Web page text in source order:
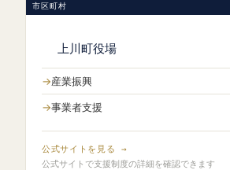
市区町村
上川町役場
産業振興
事業者支援
公式サイトを見る →
公式サイトで支援制度の詳細を確認できます